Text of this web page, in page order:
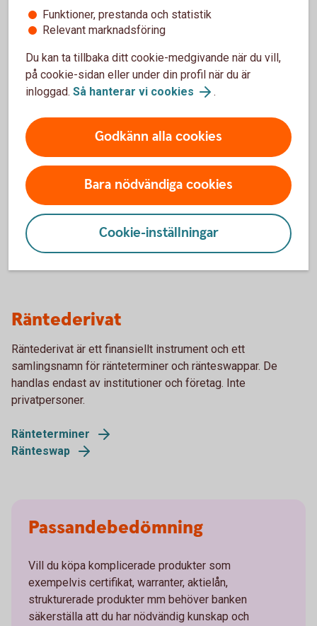
Fördelar
Direkt åtkomst till marknaden
Ändra räntan under löptiden
ränteintervall
Lämpar sig bra som ett riskfördelningsinstrument
Nackdelar
Kan ställa stora krav på bevakningen av
prisutvecklingen
Resultatpåverkan (beroende på redovisningsstandard)
Räntederivat
Räntederivat är ett finansiellt instrument och ett
samlingsnamn för ränteterminer och ränteswappar. De
handlas endast av institutioner och företag. Inte
privatpersoner.
Ränteterminer
Ränteswap
Passandebedömning
Vill du köpa komplicerade produkter som
exempelvis certifikat, warranter, aktielån,
strukturerade produkter mm behöver banken
säkerställa att du har nödvändig kunskap och
Funktioner, prestanda och statistik
Relevant marknadsföring
Du kan ta tillbaka ditt cookie-medgivande när du vill,
på cookie-sidan eller under din profil när du är
inloggad. Så hanterar vi cookies .
Godkänn alla cookies
Bara nödvändiga cookies
Cookie-inställningar